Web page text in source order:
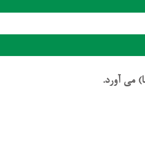
می آورد.